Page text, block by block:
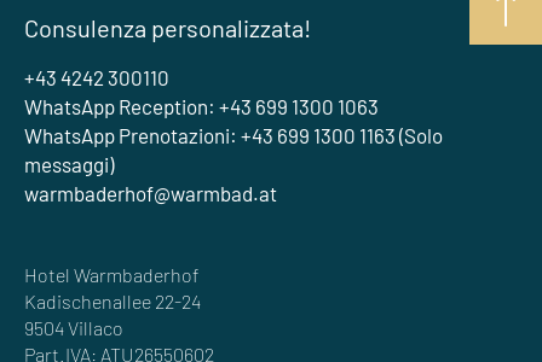
Consulenza personalizzata!
+43 4242 300110
WhatsApp Reception: +43 699 1300 1063
WhatsApp Prenotazioni: +43 699 1300 1163 (Solo
messaggi)
warmbaderhof@warmbad.at
Hotel Warmbaderhof
Kadischenallee 22-24
9504 Villaco
Part.IVA: ATU26550602